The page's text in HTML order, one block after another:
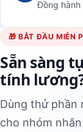
Đồng hành
🎁 BẮT ĐẦU MIỄN
Sẵn sàng
tính
Dùng thử phần
cho nhóm